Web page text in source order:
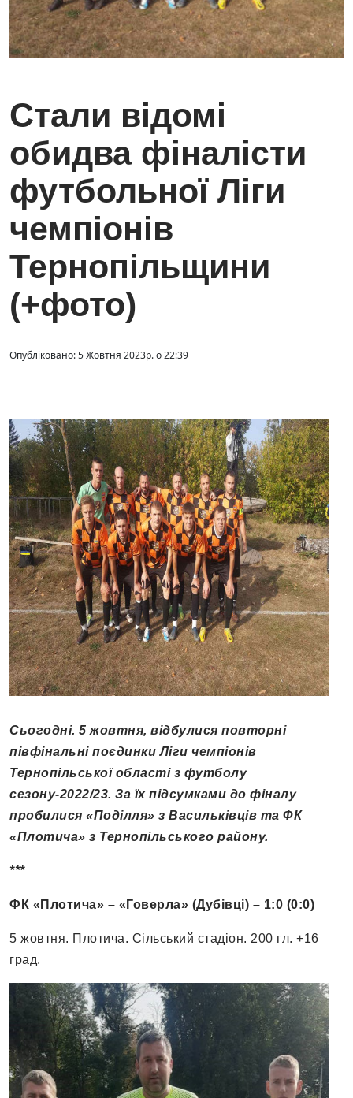
Стали відомі
обидва фіналісти
футбольної Ліги
чемпіонів
Тернопільщини
(+фото)
Опубліковано: 5 Жовтня 2023р. о 22:39
Сьогодні. 5 жовтня, відбулися повторні
півфінальні поєдинки Ліги чемпіонів
Тернопільської області з футболу
сезону-2022/23. За їх підсумками до фіналу
пробилися «Поділля» з Васильківців та ФК
«Плотича» з Тернопільського району.
***
ФК «Плотича» – «Говерла» (Дубівці) – 1:0 (0:0)
5 жовтня. Плотича. Сільський стадіон. 200 гл. +16
град.